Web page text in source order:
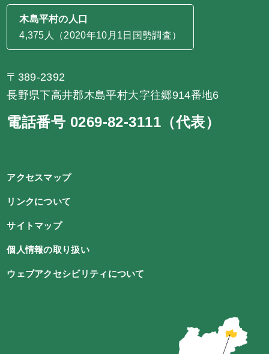
木島平村の人口
4,375人（2020年10月1日国勢調査）
〒389-2392
長野県下高井郡木島平村大字往郷914番地6
電話番号 0269-82-3111（代表）
アクセスマップ
リンクについて
サイトマップ
個人情報の取り扱い
ウェブアクセシビリティについて